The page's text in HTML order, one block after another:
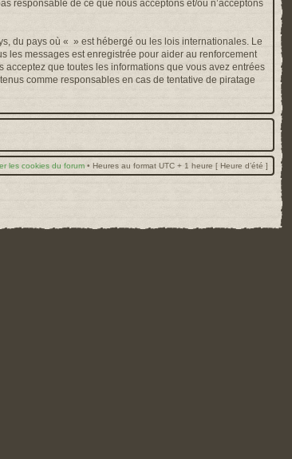
responsable de ce que nous acceptons et/ou n’acceptons
du pays où « » est hébergé ou les lois internationales. Le
les messages est enregistrée pour aider au renforcement
que toutes les informations que vous avez entrées
comme responsables en cas de tentative de piratage
les cookies du forum • Heures au format UTC + 1 heure [ Heure d’été ]